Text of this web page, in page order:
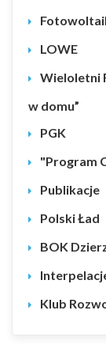
LOWE
Wieloletni
w domu”
PGK
"Program
Publikacje
Polski Ład
BOK
Klub